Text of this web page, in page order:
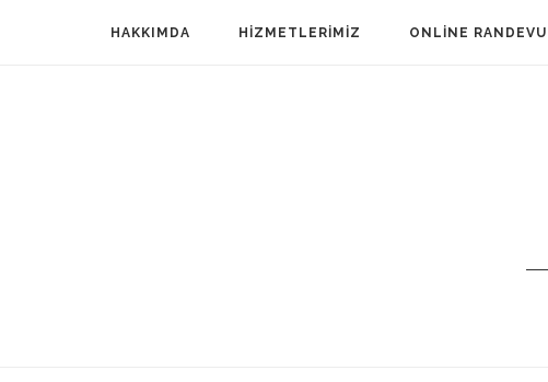
HAKKIMDA HIZMETLERIMIZ ONLINE RANDEVU